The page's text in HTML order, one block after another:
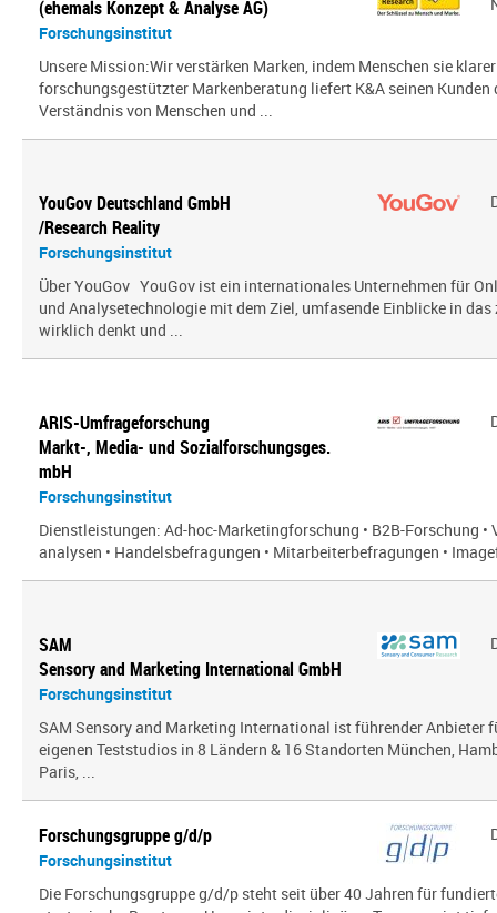
(ehemals Konzept & Analyse AG)
Forschungsinstitut
Unsere Mission:Wir verstärken Marken, indem Menschen sie
forschungsgestützter Markenberatung liefert K&A seinen Kunden
Verständnis von Menschen und ...
YouGov Deutschland GmbH
/Research Reality
Forschungsinstitut
Über YouGov YouGov ist ein internationales Unternehmen für
und Analysetechnologie mit dem Ziel, umfasende Einblicke in das
wirklich denkt und ...
ARIS-Umfrageforschung
Markt-, Media- und Sozialforschungsges.
mbH
Forschungsinstitut
Dienstleistungen: Ad-hoc-Marketingforschung • B2B-Forschung
analysen • Handelsbefragungen • Mitarbeiterbefragungen •
SAM
Sensory and Marketing International GmbH
Forschungsinstitut
SAM Sensory and Marketing International ist führender Anbieter
eigenen Teststudios in 8 Ländern & 16 Standorten München,
Paris, ...
Forschungsgruppe g/d/p
Forschungsinstitut
Die Forschungsgruppe g/d/p steht seit über 40 Jahren für